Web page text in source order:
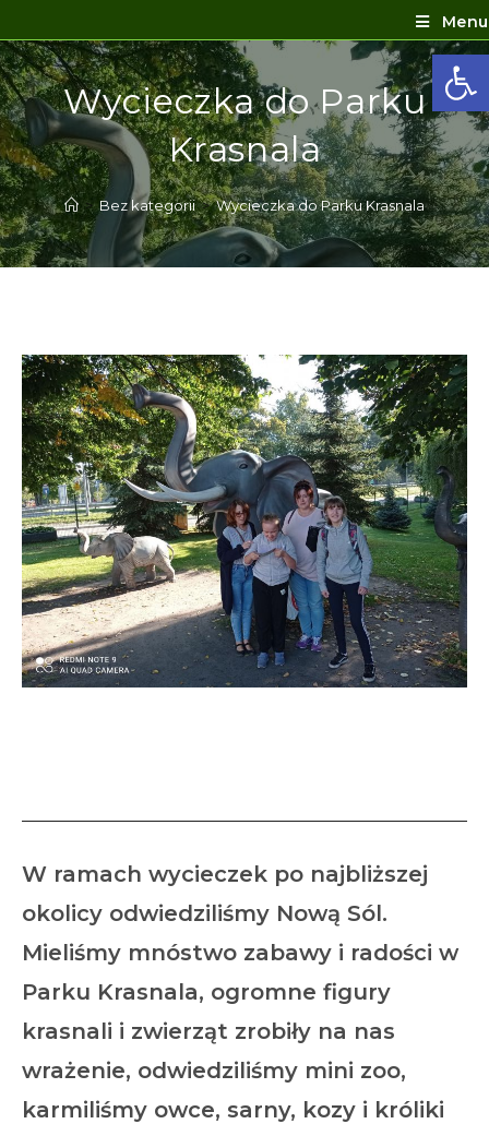
Menu
Wycieczka do Parku
Krasnala
> Bez kategorii > Wycieczka do Parku Krasnala
W ramach wycieczek po najbliższej
okolicy odwiedziliśmy Nową Sól.
Mieliśmy mnóstwo zabawy i radości w
Parku Krasnala, ogromne figury
krasnali i zwierząt zrobiły na nas
wrażenie, odwiedziliśmy mini zoo,
karmiliśmy owce, sarny, kozy i króliki